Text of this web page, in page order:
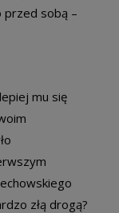
przed sobą –
mu się
złą drogą?